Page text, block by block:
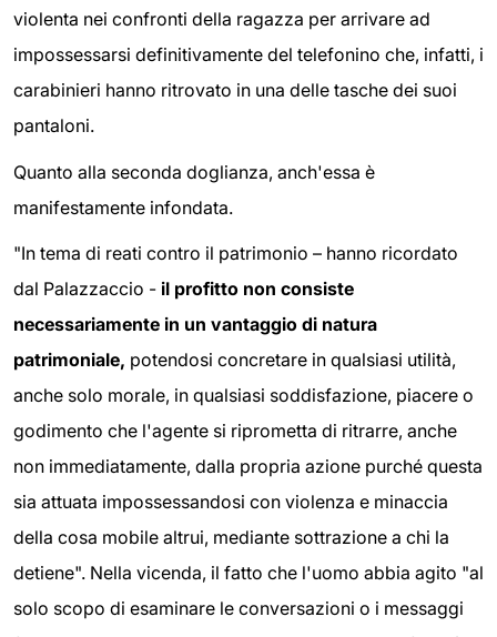
violenta nei confronti della ragazza per arrivare ad
impossessarsi definitivamente del telefonino che, infatti, i
carabinieri hanno ritrovato in una delle tasche dei suoi
pantaloni.
Quanto alla seconda doglianza, anch'essa è
manifestamente infondata.
"In tema di reati contro il patrimonio – hanno ricordato
dal Palazzaccio - il profitto non consiste
necessariamente in un vantaggio di natura
patrimoniale, potendosi concretare in qualsiasi utilità,
anche solo morale, in qualsiasi soddisfazione, piacere o
godimento che l'agente si riprometta di ritrarre, anche
non immediatamente, dalla propria azione purché questa
sia attuata impossessandosi con violenza e minaccia
della cosa mobile altrui, mediante sottrazione a chi la
detiene". Nella vicenda, il fatto che l'uomo abbia agito "al
solo scopo di esaminare le conversazioni o i messaggi